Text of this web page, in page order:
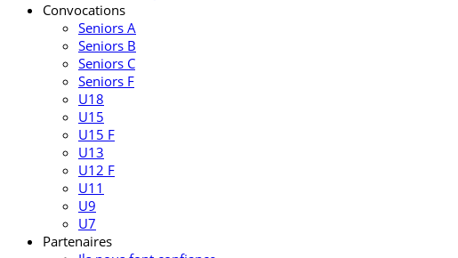
Convocations
Seniors A
Seniors B
Seniors C
Seniors F
U18
U15
U15 F
U13
U12 F
U11
U9
U7
Partenaires